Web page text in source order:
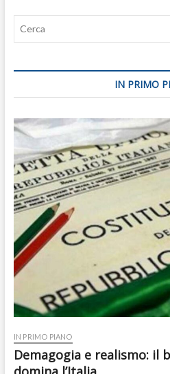
IN PRIMO
IN PRIMO PIANO
Demagogia e realismo: il